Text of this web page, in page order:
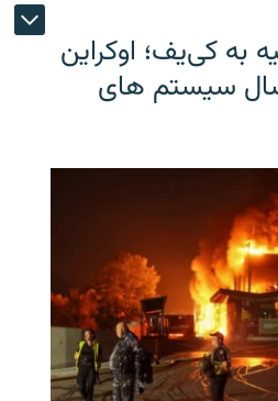
به کی‌یف؛ اوکراین
سیستم های